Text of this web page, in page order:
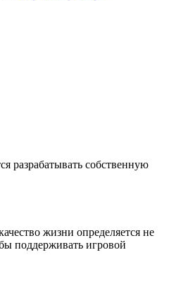
разрабатывать собственную
жизни определяется не
поддерживать игровой